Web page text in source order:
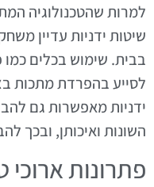
למרות שהטכנולוגיה
שיטות ידניות עדיין
בבית. שימוש בכלים כמו
לסייע בהפרדת מתכות
ידניות מאפשרות גם
השונות ואיכותן, ובכך
פתרונות ארוכי